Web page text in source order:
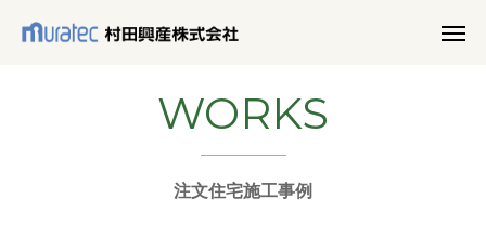
WORKS
注文住宅施工事例